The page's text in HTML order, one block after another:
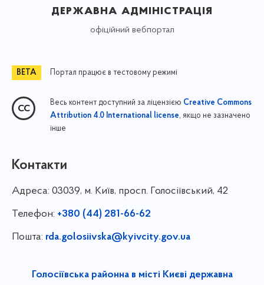
державна адміністрація
офіційний вебпортал
Портал працює в тестовому режимі
Весь контент доступний за ліцензією Creative Commons
Attribution 4.0 International license, якщо не зазначено
інше
Контакти
Адреса: 03039, м. Київ, просп. Голосіївський, 42
Телефон: +380 (44) 281-66-62
Пошта: rda.golosiivska@kyivcity.gov.ua
Голосіївська районна в місті Києві державна